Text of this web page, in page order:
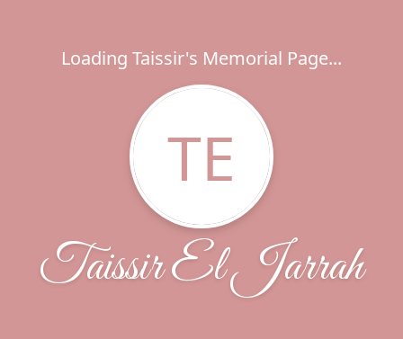
Loading Taissir's Memorial Page...
TE
Taissir El Jarrah